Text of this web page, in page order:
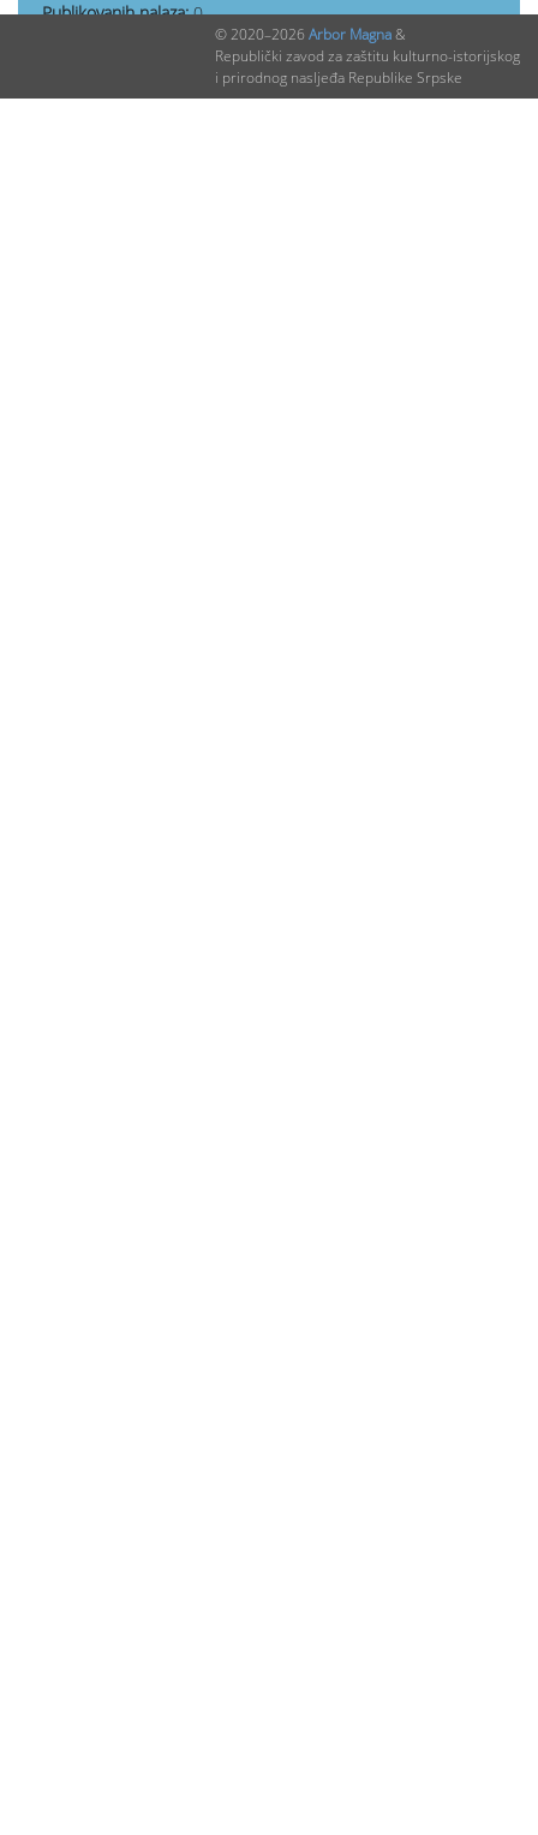
Publikovanih nalaza:0
© 2020–2026 Arbor Magna&
Republički zavod za zaštitu kulturno-istorijskog
i prirodnog nasljeđa Republike Srpske